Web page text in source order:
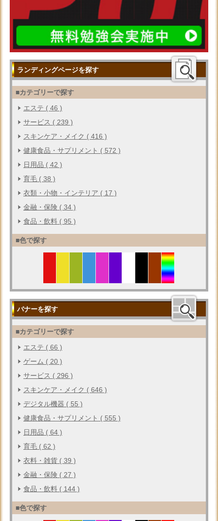
ランディングページを探す
■カテゴリーで探す
エステ ( 46 )
サービス ( 239 )
スキンケア・メイク ( 416 )
健康食品・サプリメント ( 572 )
日用品 ( 42 )
育毛 ( 38 )
衣類・小物・インテリア ( 17 )
金融・保険 ( 34 )
食品・飲料 ( 95 )
■色で探す
バナーを探す
■カテゴリーで探す
エステ ( 66 )
ゲーム ( 20 )
サービス ( 296 )
スキンケア・メイク ( 646 )
デジタル機器 ( 55 )
健康食品・サプリメント ( 555 )
日用品 ( 64 )
育毛 ( 62 )
衣料・雑貨 ( 39 )
金融・保険 ( 27 )
食品・飲料 ( 144 )
■色で探す